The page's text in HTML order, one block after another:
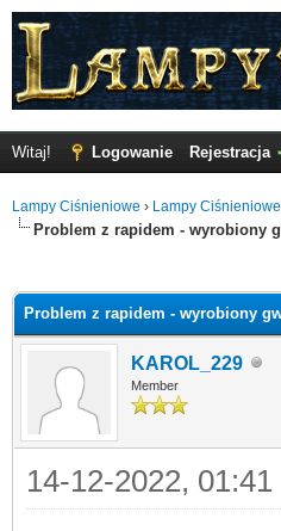
Witaj! Logowanie Rejestracja
Lampy Ciśnieniowe › Lampy Ciśnieniowe
Problem z rapidem - wyrobiony
Problem z rapidem - wyrobiony
KAROL_229
Member
14-12-2022, 01:41